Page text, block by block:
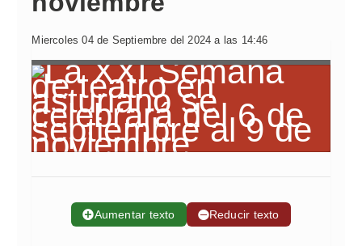
Miercoles 04 de Septiembre del 2024 a las 14:46
➕Aumentar texto ➖Reducir texto